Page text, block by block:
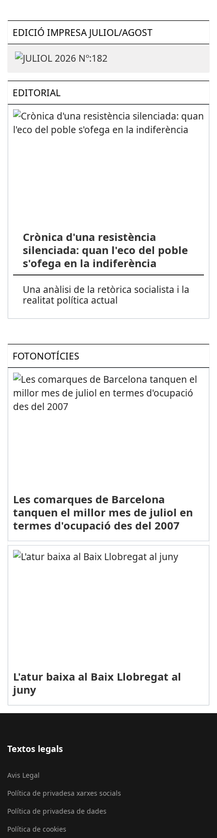
EDICIÓ IMPRESA JULIOL/AGOST
EDITORIAL
Crònica d'una resistència
silenciada: quan l'eco del poble
s'ofega en la indiferència
Una anàlisi de la retòrica socialista i la
realitat política actual
FOTONOTÍCIES
Les comarques de Barcelona
tanquen el millor mes de juliol en
termes d'ocupació des del 2007
L'atur baixa al Baix Llobregat al
juny
Textos legals
Avis Legal
Política de privadesa xarxes socials
Política de privadesa de dades
Política de cookies